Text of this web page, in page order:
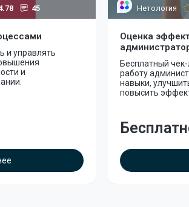
45
и управлять
и
Нетология
Оценка
Бесплатный
работу
навыки,
повысить